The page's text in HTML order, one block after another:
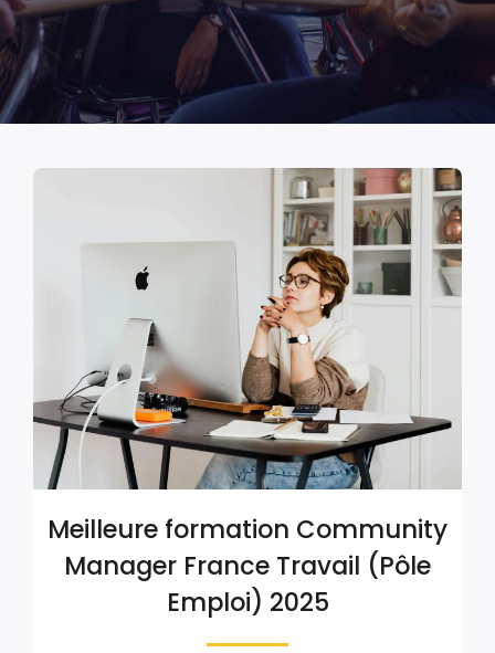
Meilleure formation Community
Manager France Travail (Pôle
Emploi) 2025